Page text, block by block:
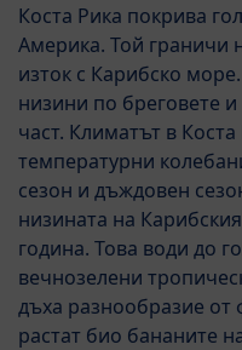
Коста Рика покрива
Америка. Той граничи
изток с Карибско
низини по бреговете
част. Климатът в
температурни
сезон и дъждовен
низината на
година. Това води до
вечнозелени
дъха разнообразие от
растат био бананите